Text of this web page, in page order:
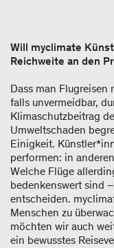
Will myclimate
Reichweite an den
Dass man
falls unvermeidbar,
Klimaschutzbeitrag
Umweltschaden
Einigkeit.
performen: in
Welche Flüge
bedenkenswert sind
entscheiden.
Menschen zu
möchten wir auch
ein bewusstes